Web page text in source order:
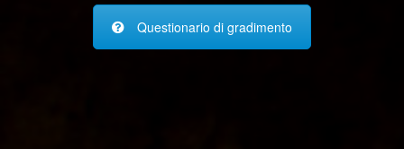
Questionario di gradimento